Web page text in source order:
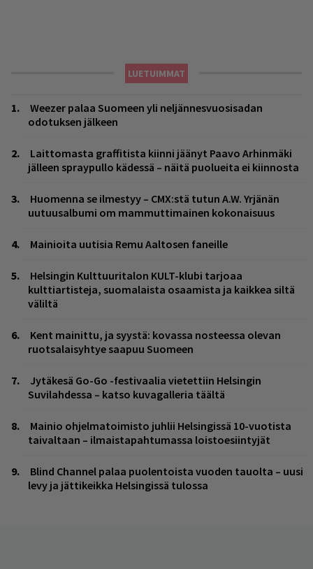
LUETUIMMAT
Weezer palaa Suomeen yli neljännesvuosisadan
odotuksen jälkeen
Laittomasta graffitista kiinni jäänyt Paavo Arhinmäki
jälleen spraypullo kädessä – näitä puolueita ei kiinnosta
Huomenna se ilmestyy – CMX:stä tutun A.W. Yrjänän
uutuusalbumi om mammuttimainen kokonaisuus
Mainioita uutisia Remu Aaltosen faneille
Helsingin Kulttuuritalon KULT-klubi tarjoaa
kulttiartisteja, suomalaista osaamista ja kaikkea siltä
väliltä
Kent mainittu, ja syystä: kovassa nosteessa olevan
ruotsalaisyhtye saapuu Suomeen
Jytäkesä Go-Go -festivaalia vietettiin Helsingin
Suvilahdessa – katso kuvagalleria täältä
Mainio ohjelmatoimisto juhlii Helsingissä 10-vuotista
taivaltaan – ilmaistapahtumassa loistoesiintyjät
Blind Channel palaa puolentoista vuoden tauolta – uusi
levy ja jättikeikka Helsingissä tulossa